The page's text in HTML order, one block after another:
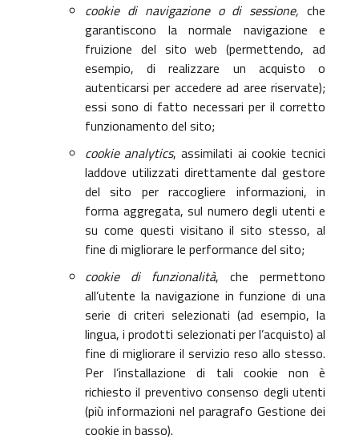
cookie di navigazione o di sessione, che
garantiscono la normale navigazione e
fruizione del sito web (permettendo, ad
esempio, di realizzare un acquisto o
autenticarsi per accedere ad aree riservate);
essi sono di fatto necessari per il corretto
funzionamento del sito;
cookie analytics, assimilati ai cookie tecnici
laddove utilizzati direttamente dal gestore
del sito per raccogliere informazioni, in
forma aggregata, sul numero degli utenti e
su come questi visitano il sito stesso, al
fine di migliorare le performance del sito;
cookie di funzionalità, che permettono
all’utente la navigazione in funzione di una
serie di criteri selezionati (ad esempio, la
lingua, i prodotti selezionati per l’acquisto) al
fine di migliorare il servizio reso allo stesso.
Per l’installazione di tali cookie non è
richiesto il preventivo consenso degli utenti
(più informazioni nel paragrafo Gestione dei
cookie in basso).